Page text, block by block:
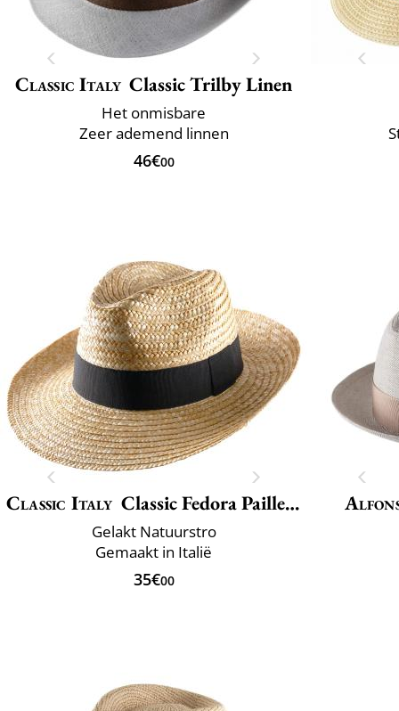
Classic Italy Classic Trilby Linen
Het onmisbare
Zeer ademend linnen
46€00
Classic Italy Classic Fedora Paille Large
Gelakt Natuurstro
Gemaakt in Italië
35€00